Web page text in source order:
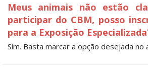
Meus animais não estão
participar do CBM, posso
para a Exposição
Sim. Basta marcar a opção desejada no